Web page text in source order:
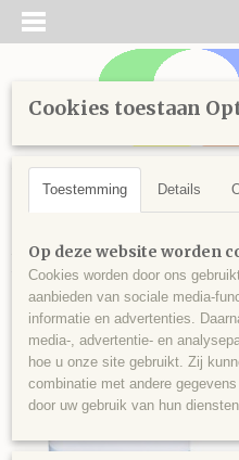
Inloggen Registreren
Home >wonen>Diamond
Cookies toestaan
Toestemming Details
Op deze website worden
Cookies worden door ons
aanbieden van sociale media-
informatie en advertenties.
media-, advertentie- en
hoe u onze site gebruikt. Zij
combinatie met andere
door uw gebruik van hun